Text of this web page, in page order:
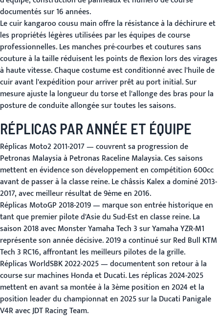
documentés sur 16 années.
Le cuir kangaroo cousu main offre la résistance à la déchirure et
les propriétés légères utilisées par les équipes de course
professionnelles. Les manches pré-courbes et coutures sans
couture à la taille réduisent les points de flexion lors des virages
à haute vitesse. Chaque costume est conditionné avec l'huile de
cuir avant l'expédition pour arriver prêt au port initial. Sur
mesure ajuste la longueur du torse et l'allonge des bras pour la
posture de conduite allongée sur toutes les saisons.
RÉPLICAS PAR ANNÉE ET ÉQUIPE
Réplicas Moto2 2011-2017— couvrent sa progression de
Petronas Malaysia à Petronas Raceline Malaysia. Ces saisons
mettent en évidence son développement en compétition 600cc
avant de passer à la classe reine. Le châssis Kalex a dominé 2013-
2017, avec meilleur résultat de 9ème en 2016.
Réplicas MotoGP 2018-2019— marque son entrée historique en
tant que premier pilote d'Asie du Sud-Est en classe reine. La
saison 2018 avec Monster Yamaha Tech 3 sur Yamaha YZR-M1
représente son année décisive. 2019 a continué sur Red Bull KTM
Tech 3 RC16, affrontant les meilleurs pilotes de la grille.
Réplicas WorldSBK 2022-2025— documentent son retour à la
course sur machines Honda et Ducati. Les réplicas 2024-2025
mettent en avant sa montée à la 3ème position en 2024 et la
position leader du championnat en 2025 sur la Ducati Panigale
V4R avec JDT Racing Team.